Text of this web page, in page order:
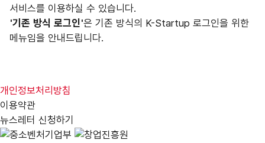
서비스를 이용하실 수 있습니다.
'기존 방식 로그인'은 기존 방식의 K-Startup 로그인을 위한
메뉴임을 안내드립니다.
개인정보처리방침
이용약관
뉴스레터 신청하기